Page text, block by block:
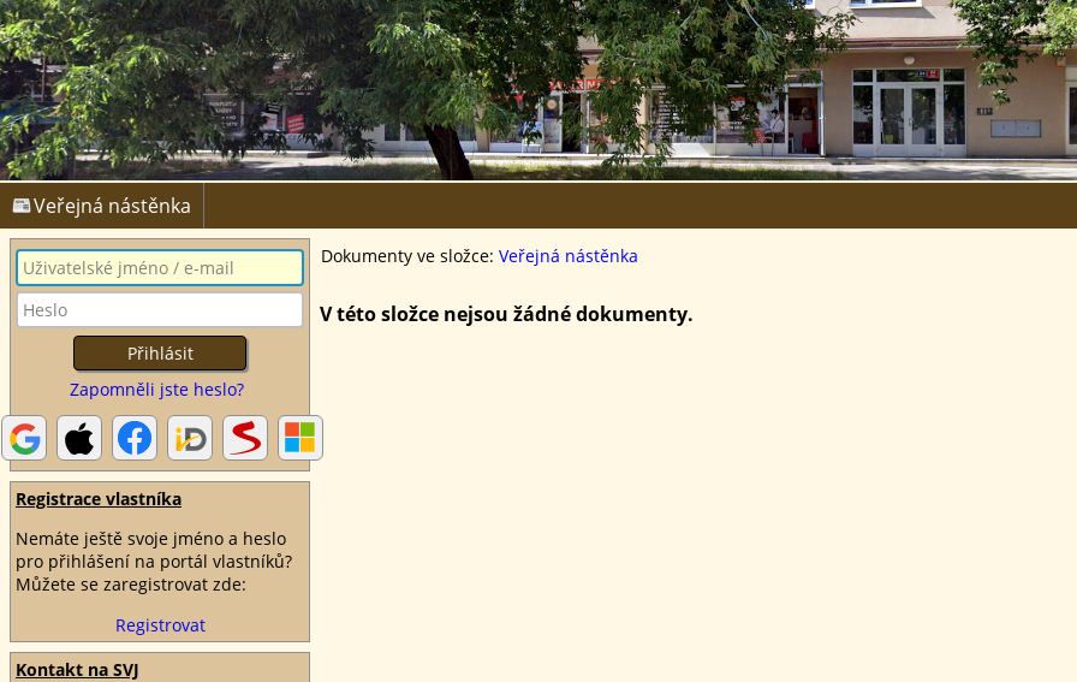
Veřejná nástěnka
Zapomněli jste heslo?
Registrace vlastníka
Nemáte ještě svoje jméno a heslo
pro přihlášení na portál vlastníků?
Můžete se zaregistrovat zde:
Registrovat
Kontakt na SVJ
Dokumenty ve složce: Veřejná nástěnka
V této složce nejsou žádné dokumenty.